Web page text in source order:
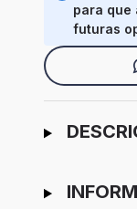
para que
futuras
Ir para